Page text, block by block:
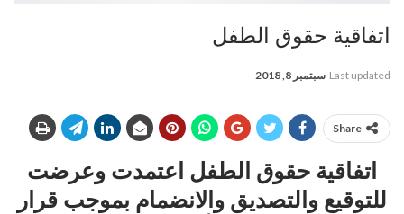
اتفاقية حقوق الطفل
Last updated سبتمبر 8, 2018
Share
اتفاقية حقوق الطفل اعتمدت وعرضت
للتوقيع والتصديق والانضمام بموجب قرار